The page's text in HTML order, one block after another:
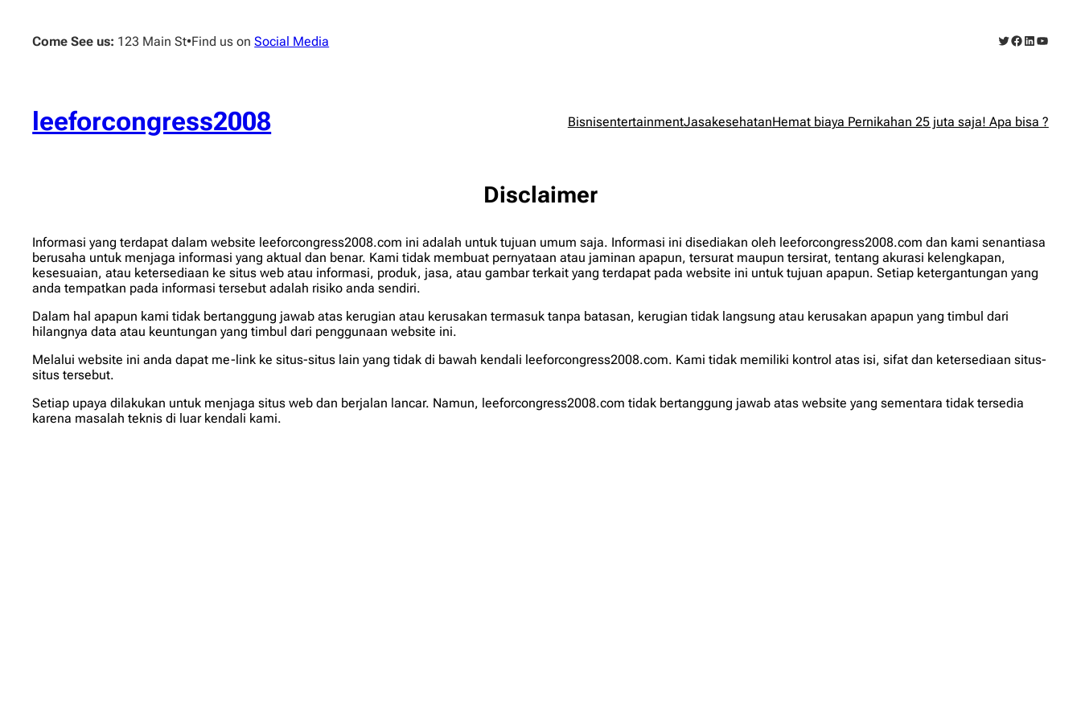
contentCome See us: 123 Main St•Find us onSocial Media Twitter
Facebook
LinkedIn
leeforcongress2008 BisnisentertainmentJasakesehatanHemat biaya Pernikahan 25 juta saja! Apa bisa ?
Disclaimer
Informasi yang terdapat dalam website leeforcongress2008.com ini adalah untuk tujuan umum saja. Informasi ini disediakan oleh leeforcongress2008.com dan kami senantiasa
berusaha untuk menjaga informasi yang aktual dan benar. Kami tidak membuat pernyataan atau jaminan apapun, tersurat maupun tersirat, tentang akurasi kelengkapan,
kesesuaian, atau ketersediaan ke situs web atau informasi, produk, jasa, atau gambar terkait yang terdapat pada website ini untuk tujuan apapun. Setiap ketergantungan yang
anda tempatkan pada informasi tersebut adalah risiko anda sendiri.
Dalam hal apapun kami tidak bertanggung jawab atas kerugian atau kerusakan termasuk tanpa batasan, kerugian tidak langsung atau kerusakan apapun yang timbul dari
hilangnya data atau keuntungan yang timbul dari penggunaan website ini.
Melalui website ini anda dapat me-link ke situs-situs lain yang tidak di bawah kendali leeforcongress2008.com. Kami tidak memiliki kontrol atas isi, sifat dan ketersediaan situs-
situs tersebut.
Setiap upaya dilakukan untuk menjaga situs web dan berjalan lancar. Namun, leeforcongress2008.com tidak bertanggung jawab atas website yang sementara tidak tersedia
karena masalah teknis di luar kendali kami.